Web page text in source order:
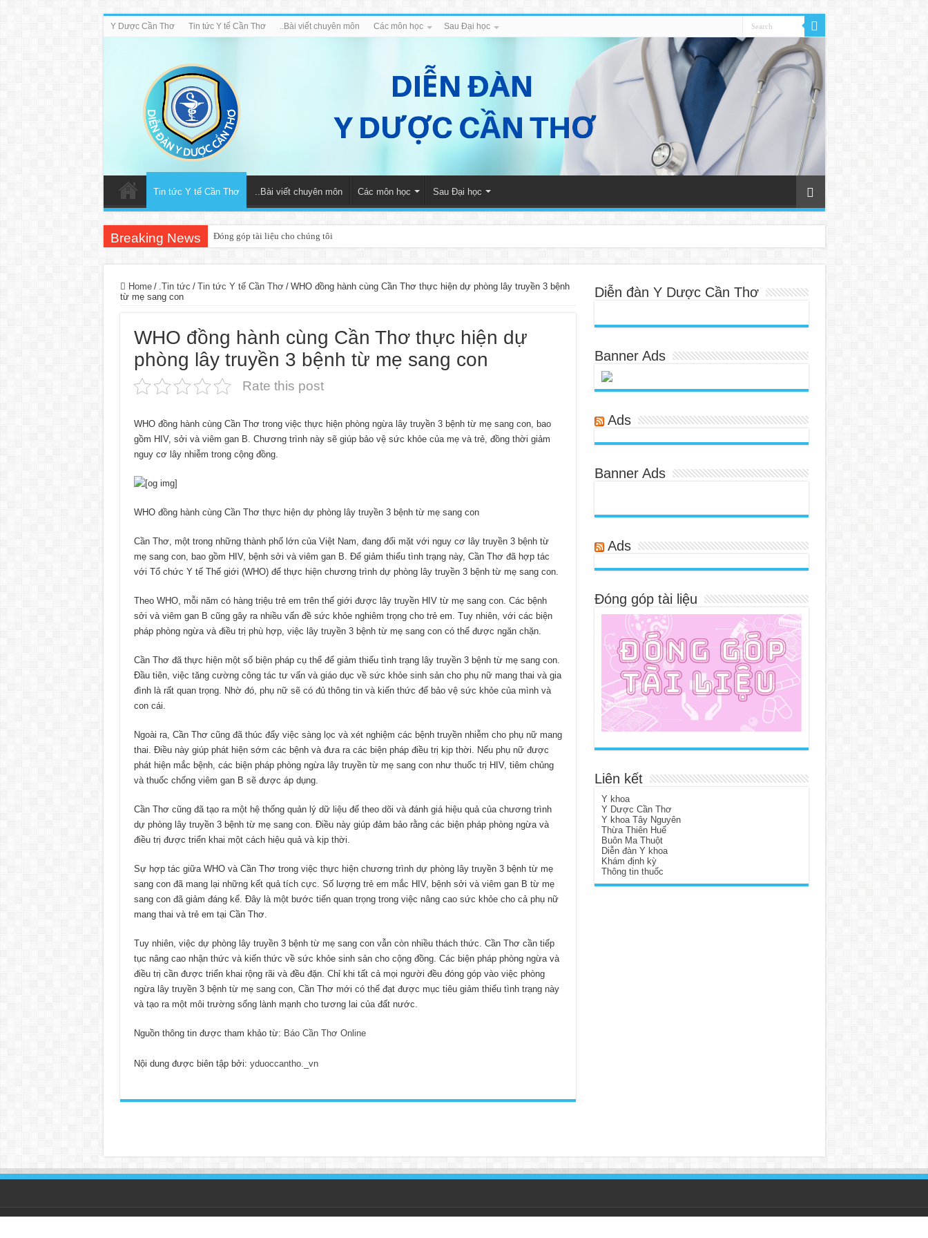
Y Dược Cần Thơ Tin tức Y tế Cần Thơ ..Bài viết chuyên môn Các môn học Sau Đại học
Tin tức Y tế Cần Thơ ..Bài viết chuyên môn Các môn học Sau Đại học
Breaking News Đóng góp tài liệu cho chúng tôi
Home / .Tin tức / Tin tức Y tế Cần Thơ / WHO đồng hành cùng Cần Thơ thực hiện dự phòng lây truyền 3 bệnh
từ mẹ sang con
WHO đồng hành cùng Cần Thơ thực hiện dự
phòng lây truyền 3 bệnh từ mẹ sang con
Rate this post
WHO đồng hành cùng Cần Thơ trong việc thực hiện phòng ngừa lây truyền 3 bệnh từ mẹ sang con, bao
gồm HIV, sởi và viêm gan B. Chương trình này sẽ giúp bảo vệ sức khỏe của mẹ và trẻ, đồng thời giảm
nguy cơ lây nhiễm trong cộng đồng.
WHO đồng hành cùng Cần Thơ thực hiện dự phòng lây truyền 3 bệnh từ mẹ sang con
Cần Thơ, một trong những thành phố lớn của Việt Nam, đang đối mặt với nguy cơ lây truyền 3 bệnh từ
mẹ sang con, bao gồm HIV, bệnh sởi và viêm gan B. Để giảm thiểu tình trạng này, Cần Thơ đã hợp tác
với Tổ chức Y tế Thế giới (WHO) để thực hiện chương trình dự phòng lây truyền 3 bệnh từ mẹ sang con.
Theo WHO, mỗi năm có hàng triệu trẻ em trên thế giới được lây truyền HIV từ mẹ sang con. Các bệnh
sởi và viêm gan B cũng gây ra nhiều vấn đề sức khỏe nghiêm trọng cho trẻ em. Tuy nhiên, với các biện
pháp phòng ngừa và điều trị phù hợp, việc lây truyền 3 bệnh từ mẹ sang con có thể được ngăn chặn.
Cần Thơ đã thực hiện một số biện pháp cụ thể để giảm thiểu tình trạng lây truyền 3 bệnh từ mẹ sang con.
Đầu tiên, việc tăng cường công tác tư vấn và giáo dục về sức khỏe sinh sản cho phụ nữ mang thai và gia
đình là rất quan trọng. Nhờ đó, phụ nữ sẽ có đủ thông tin và kiến thức để bảo vệ sức khỏe của mình và
con cái.
Ngoài ra, Cần Thơ cũng đã thúc đẩy việc sàng lọc và xét nghiệm các bệnh truyền nhiễm cho phụ nữ mang
thai. Điều này giúp phát hiện sớm các bệnh và đưa ra các biện pháp điều trị kịp thời. Nếu phụ nữ được
phát hiện mắc bệnh, các biện pháp phòng ngừa lây truyền từ mẹ sang con như thuốc trị HIV, tiêm chủng
và thuốc chống viêm gan B sẽ được áp dụng.
Cần Thơ cũng đã tạo ra một hệ thống quản lý dữ liệu để theo dõi và đánh giá hiệu quả của chương trình
dự phòng lây truyền 3 bệnh từ mẹ sang con. Điều này giúp đảm bảo rằng các biện pháp phòng ngừa và
điều trị được triển khai một cách hiệu quả và kịp thời.
Sự hợp tác giữa WHO và Cần Thơ trong việc thực hiện chương trình dự phòng lây truyền 3 bệnh từ mẹ
sang con đã mang lại những kết quả tích cực. Số lượng trẻ em mắc HIV, bệnh sởi và viêm gan B từ mẹ
sang con đã giảm đáng kể. Đây là một bước tiến quan trọng trong việc nâng cao sức khỏe cho cả phụ nữ
mang thai và trẻ em tại Cần Thơ.
Tuy nhiên, việc dự phòng lây truyền 3 bệnh từ mẹ sang con vẫn còn nhiều thách thức. Cần Thơ cần tiếp
tục nâng cao nhận thức và kiến thức về sức khỏe sinh sản cho cộng đồng. Các biện pháp phòng ngừa và
điều trị cần được triển khai rộng rãi và đều đặn. Chỉ khi tất cả mọi người đều đóng góp vào việc phòng
ngừa lây truyền 3 bệnh từ mẹ sang con, Cần Thơ mới có thể đạt được mục tiêu giảm thiểu tình trạng này
và tạo ra một môi trường sống lành mạnh cho tương lai của đất nước.
Nguồn thông tin được tham khảo từ: Báo Cần Thơ Online
Nội dung được biên tập bởi: yduoccantho._vn
Diễn đàn Y Dược Cần Thơ
Banner Ads
Ads
Banner Ads
Ads
Đóng góp tài liệu
Liên kết
Y khoa
Y Dược Cần Thơ
Y khoa Tây Nguyên
Thừa Thiên Huế
Buôn Ma Thuột
Diễn đàn Y khoa
Khám định kỳ
Thông tin thuốc